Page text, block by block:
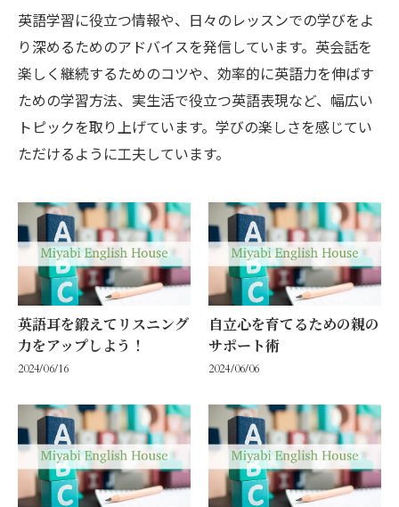
英語学習に役立つ情報や、日々のレッスンでの学びをよ
り深めるためのアドバイスを発信しています。英会話を
楽しく継続するためのコツや、効率的に英語力を伸ばす
ための学習方法、実生活で役立つ英語表現など、幅広い
トピックを取り上げています。学びの楽しさを感じてい
ただけるように工夫しています。
英語耳を鍛えてリスニング
力をアップしよう！
2024/06/16
自立心を育てるための親の
サポート術
2024/06/06